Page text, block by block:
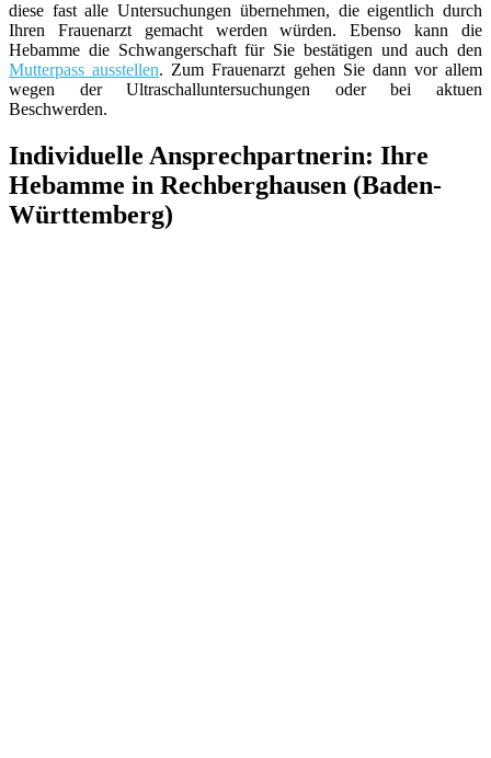
diese fast alle Untersuchungen übernehmen, die eigentlich durch
Ihren Frauenarzt gemacht werden würden. Ebenso kann die
Hebamme die Schwangerschaft für Sie bestätigen und auch den
Mutterpass ausstellen. Zum Frauenarzt gehen Sie dann vor allem
wegen der Ultraschalluntersuchungen oder bei aktuen
Beschwerden.
Individuelle Ansprechpartnerin: Ihre
Hebamme in Rechberghausen (Baden-
Württemberg)